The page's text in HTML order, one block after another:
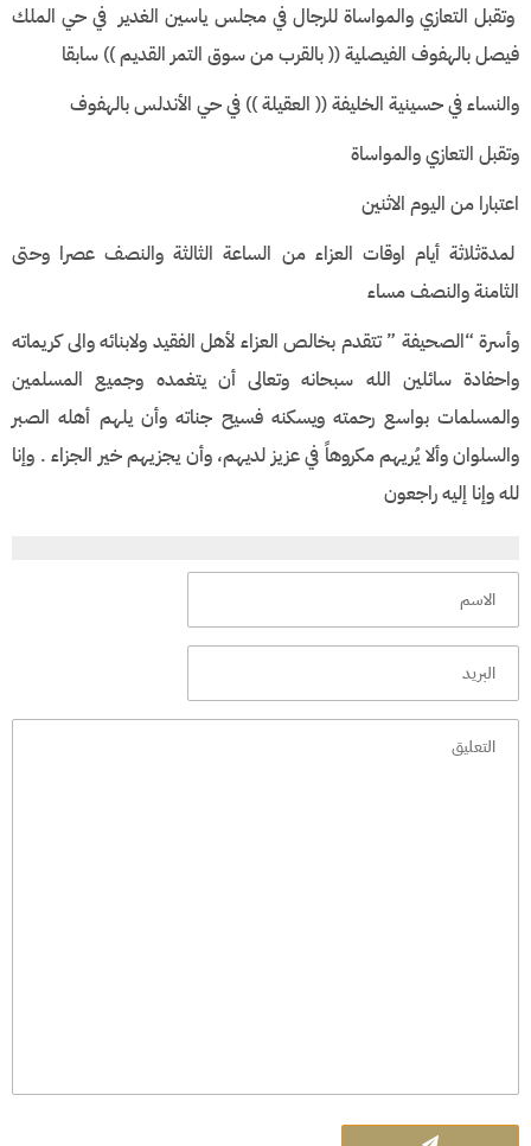
وتقبل التعازي والمواساة للرجال في مجلس ياسين الغدير في حي الملك
فيصل بالهفوف الفيصلية (( بالقرب من سوق التمر القديم )) سابقا
والنساء في حسينية الخليفة (( العقيلة )) في حي الأندلس بالهفوف
وتقبل التعازي والمواساة
اعتبارا من اليوم الاثنين
لمدةثلاثة أيام اوقات العزاء من الساعة الثالثة والنصف عصرا وحتى
الثامنة والنصف مساء
وأسرة “الصحيفة ” تتقدم بخالص العزاء لأهل الفقيد ولابنائه والى كريماته
واحفادة سائلين الله سبحانه وتعالى أن يتغمده وجميع المسلمين
والمسلمات بواسع رحمته ويسكنه فسيح جناته وأن يلهم أهله الصبر
والسلوان وألا يُريهم مكروهاً في عزيز لديهم، وأن يجزيهم خير الجزاء . وإنا
لله وإنا إليه راجعون